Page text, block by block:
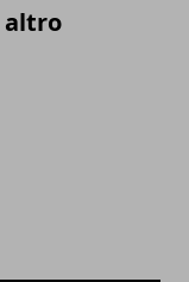
altro